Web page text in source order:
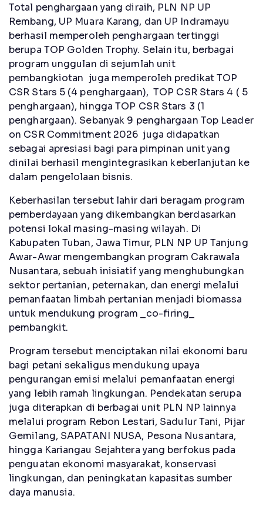
Total penghargaan yang diraih, PLN NP UP
Rembang, UP Muara Karang, dan UP Indramayu
berhasil memperoleh penghargaan tertinggi
berupa TOP Golden Trophy. Selain itu, berbagai
program unggulan di sejumlah unit
pembangkiotan juga memperoleh predikat TOP
CSR Stars 5 (4 penghargaan), TOP CSR Stars 4 ( 5
penghargaan), hingga TOP CSR Stars 3 (1
penghargaan). Sebanyak 9 penghargaan Top Leader
on CSR Commitment 2026 juga didapatkan
sebagai apresiasi bagi para pimpinan unit yang
dinilai berhasil mengintegrasikan keberlanjutan ke
dalam pengelolaan bisnis.
Keberhasilan tersebut lahir dari beragam program
pemberdayaan yang dikembangkan berdasarkan
potensi lokal masing-masing wilayah. Di
Kabupaten Tuban, Jawa Timur, PLN NP UP Tanjung
Awar-Awar mengembangkan program Cakrawala
Nusantara, sebuah inisiatif yang menghubungkan
sektor pertanian, peternakan, dan energi melalui
pemanfaatan limbah pertanian menjadi biomassa
untuk mendukung program _co-firing_
pembangkit.
Program tersebut menciptakan nilai ekonomi baru
bagi petani sekaligus mendukung upaya
pengurangan emisi melalui pemanfaatan energi
yang lebih ramah lingkungan. Pendekatan serupa
juga diterapkan di berbagai unit PLN NP lainnya
melalui program Rebon Lestari, Sadulur Tani, Pijar
Gemilang, SAPATANI NUSA, Pesona Nusantara,
hingga Kariangau Sejahtera yang berfokus pada
penguatan ekonomi masyarakat, konservasi
lingkungan, dan peningkatan kapasitas sumber
daya manusia.